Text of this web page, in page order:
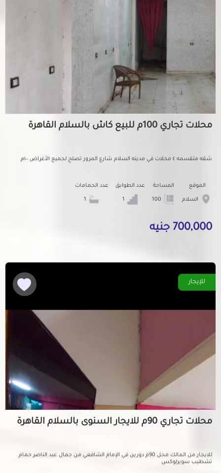
محلات تجاري 100م للبيع كاش بالسلام القاهرة
شقه متقسمه ٤ محلات في مدينه السلام شارع المرور تصلح لجميع الأغراض ١٠٠م
الموقع
السلام
المساحة عدد الطوابق عدد الحمامات
700,000 جنيه
للإيجار
محلات تجاري 90م للايجار السنوى بالسلام القاهرة
للايجار من المالك محل 90م دورين في الإمام الشافعي من جمال عبد الناصر حمام
تشطيب سوبرلوكس